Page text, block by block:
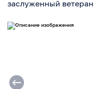
заслуженный